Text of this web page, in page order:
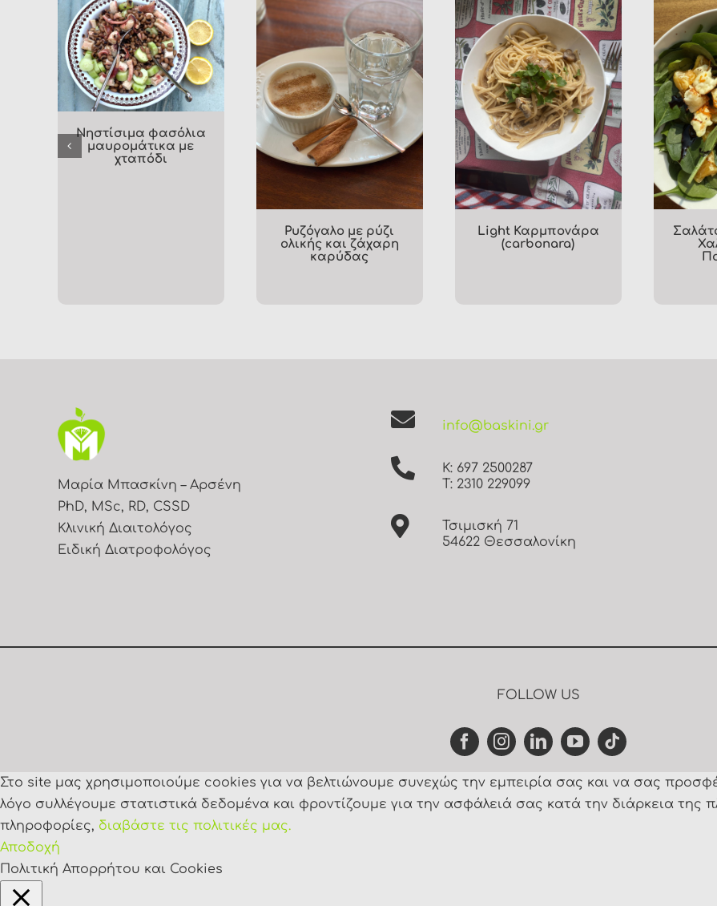
με ελαφρύ
και γιαούρτι
Μαλακά μπισκότα
με μαχλέπι
Overnight Οats
Ψητές Γαρίδες
Μαρία Μπασκίνη – Αρσένη
PhD, MSc, RD, CSSD
Κλινική Διαιτολόγος
Ειδική Διατροφολόγος
info@baskini.gr
Κ: 697 2500287
Τ: 2310 229099
Τσιμισκή 71
54622 Θεσσαλονίκη
FOLLOW US
Στο site μας χρησιμοποιούμε cookies για να βελτιώνουμε συνεχώς την εμπειρία σας και να σας
λόγο συλλέγουμε στατιστικά δεδομένα και φροντίζουμε για την ασφάλειά σας κατά την διάρκεια
πληροφορίες, διαβάστε τις πολιτικές μας.
Αποδοχή
Πολιτική Απορρήτου και Cookies